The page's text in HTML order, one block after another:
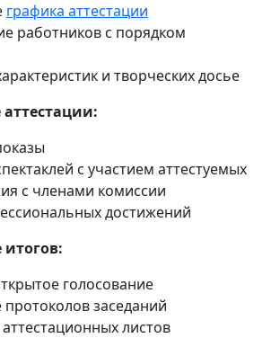
графика аттестации
работников с порядком
и творческих досье
с участием аттестуемых
с членами комиссии
достижений
голосование
заседаний
листов